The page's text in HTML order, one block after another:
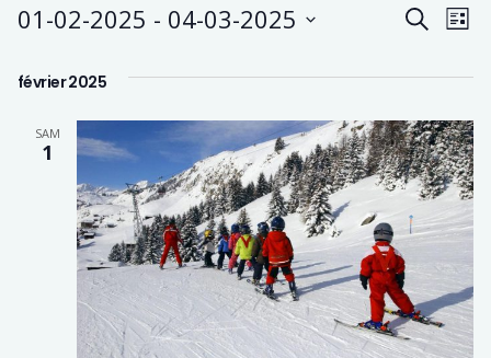
et
de
vues
Recherche
Liste
01-02-2025 - 04-03-2025
une
février 2025
SAM
1